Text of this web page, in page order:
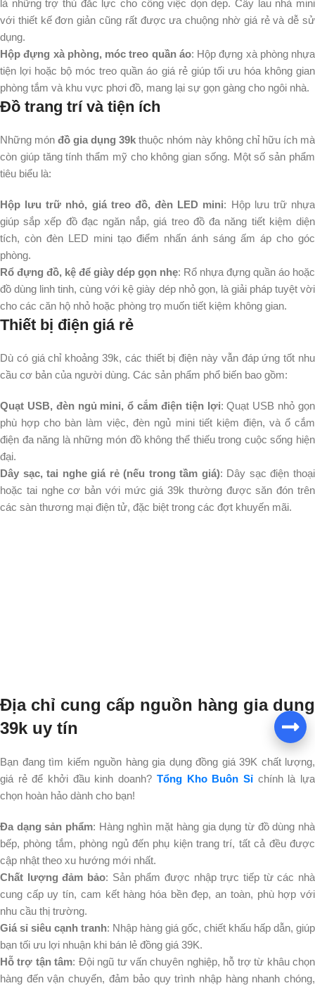
là những trợ thủ đắc lực cho công việc dọn dẹp. Cây lau nhà mini
với thiết kế đơn giản cũng rất được ưa chuộng nhờ giá rẻ và dễ sử
dụng.
Hộp đựng xà phòng, móc treo quần áo: Hộp đựng xà phòng nhựa
tiện lợi hoặc bộ móc treo quần áo giá rẻ giúp tối ưu hóa không gian
phòng tắm và khu vực phơi đồ, mang lại sự gọn gàng cho ngôi nhà.
Đồ trang trí và tiện ích
Những món đồ gia dụng 39k thuộc nhóm này không chỉ hữu ích mà
còn giúp tăng tính thẩm mỹ cho không gian sống. Một số sản phẩm
tiêu biểu là:
Hộp lưu trữ nhỏ, giá treo đồ, đèn LED mini: Hộp lưu trữ nhựa
giúp sắp xếp đồ đạc ngăn nắp, giá treo đồ đa năng tiết kiệm diện
tích, còn đèn LED mini tạo điểm nhấn ánh sáng ấm áp cho góc
phòng.
Rổ đựng đồ, kệ để giày dép gọn nhẹ: Rổ nhựa đựng quần áo hoặc
đồ dùng linh tinh, cùng với kệ giày dép nhỏ gọn, là giải pháp tuyệt vời
cho các căn hộ nhỏ hoặc phòng trọ muốn tiết kiệm không gian.
Thiết bị điện giá rẻ
Dù có giá chỉ khoảng 39k, các thiết bị điện này vẫn đáp ứng tốt nhu
cầu cơ bản của người dùng. Các sản phẩm phổ biến bao gồm:
Quạt USB, đèn ngủ mini, ổ cắm điện tiện lợi: Quạt USB nhỏ gọn
phù hợp cho bàn làm việc, đèn ngủ mini tiết kiệm điện, và ổ cắm
điện đa năng là những món đồ không thể thiếu trong cuộc sống hiện
đại.
Dây sạc, tai nghe giá rẻ (nếu trong tầm giá): Dây sạc điện thoại
hoặc tai nghe cơ bản với mức giá 39k thường được săn đón trên
các sàn thương mại điện tử, đặc biệt trong các đợt khuyến mãi.
Địa chỉ cung cấp nguồn hàng gia dụng
39k uy tín
Bạn đang tìm kiếm nguồn hàng gia dụng đồng giá 39K chất lượng,
giá rẻ để khởi đầu kinh doanh? Tổng Kho Buôn Sỉchính là lựa
chọn hoàn hảo dành cho bạn!
Đa dạng sản phẩm: Hàng nghìn mặt hàng gia dụng từ đồ dùng nhà
bếp, phòng tắm, phòng ngủ đến phụ kiện trang trí, tất cả đều được
cập nhật theo xu hướng mới nhất.
Chất lượng đảm bảo: Sản phẩm được nhập trực tiếp từ các nhà
cung cấp uy tín, cam kết hàng hóa bền đẹp, an toàn, phù hợp với
nhu cầu thị trường.
Giá sỉ siêu cạnh tranh: Nhập hàng giá gốc, chiết khấu hấp dẫn, giúp
bạn tối ưu lợi nhuận khi bán lẻ đồng giá 39K.
Hỗ trợ tận tâm: Đội ngũ tư vấn chuyên nghiệp, hỗ trợ từ khâu chọn
hàng đến vận chuyển, đảm bảo quy trình nhập hàng nhanh chóng,